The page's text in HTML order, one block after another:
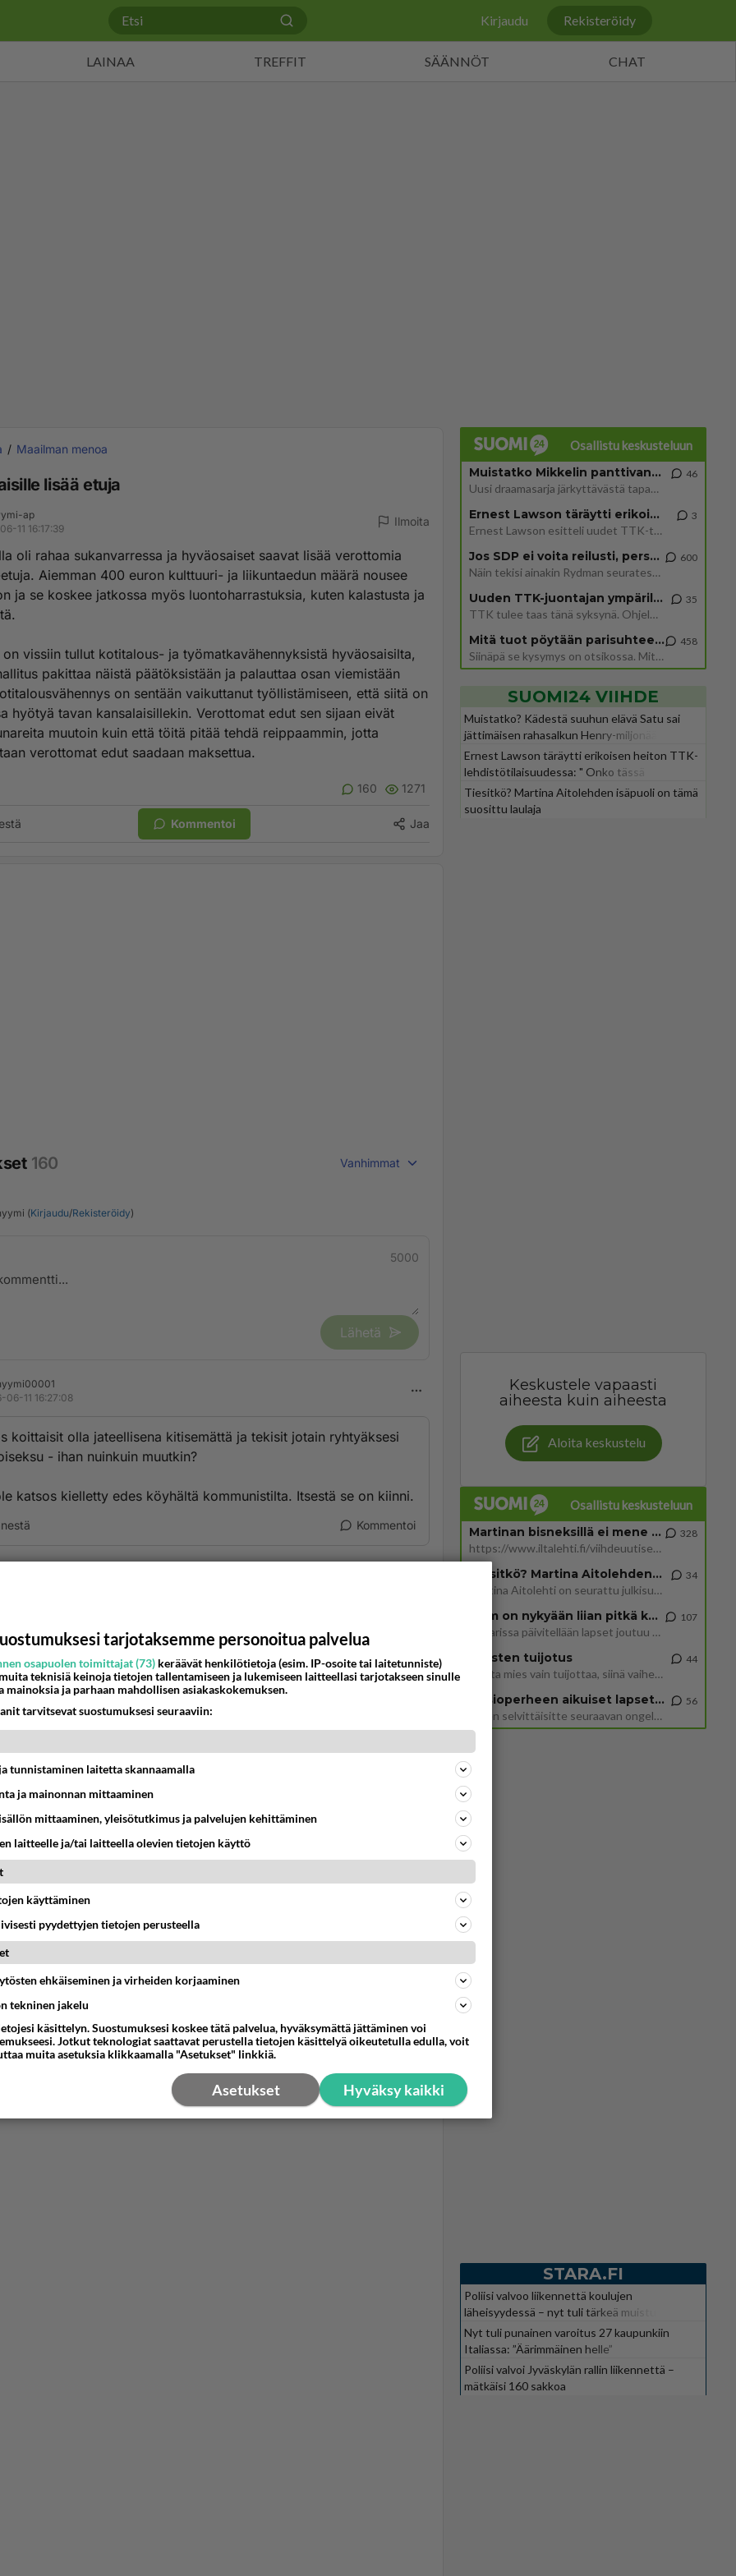
Kirjaudu Rekisteröidy
LAINAA TREFFIT SÄÄNNÖT CHAT
Maailman menoa
lisää etuja
ap
11 16:17:39
Ilmoita
oli rahaa sukanvarressa ja hyväosaiset saavat lisää verottomia
Aiemman 400 euron kulttuuri- ja liikuntaedun määrä nousee
ja se koskee jatkossa myös luontoharrastuksia, kuten kalastusta ja
on vissiin tullut kotitalous- ja työmatkavähennyksistä hyväosaisilta,
pakittaa näistä päätöksistään ja palauttaa osan viemistään
on sentään vaikuttanut työllistämiseen, että siitä on
hyötyä tavan kansalaisillekin. Verottomat edut sen sijaan eivät
muutoin kuin että töitä pitää tehdä reippaammin, jotta
verottomat edut saadaan maksettua.
160 1271
Kommentoi Jaa
160 Vanhimmat
(Kirjaudu/Rekisteröidy)
5000
Lähetä
06-11 16:27:08
koittaisit olla jateellisena kitisemättä ja tekisit jotain ryhtyäksesi
- ihan nuinkuin muutkin?
katsos kielletty edes köyhältä kommunistilta. Itsestä se on kiinni.
Kommentoi
Kommentoi
06-11 16:35:21
kirjoitti:
mielestä kaikki heidän kanssaan eri mieltä olevat ovat
Kommentoi
06-11 16:58:04
kansasta voi olla hyvätuloisia. Ja jotta voi olla, tarvitaan
määrä pienituloisia takomaan tuottoa. Se ei muuta
mihinkään suuntaan, mihin joku yksilö siinä asettuu, mutta minä
muiden puolesta, en omastani.
Äänestä Kommentoi
Osallistu keskusteluun
Muistatko Mikkelin panttivankidraaman?
Uusi draamasarja järkyttävästä tapauksesta on tulossa. Tositapahtumiin perustuva sarja ammentaa vuoden 1986 Mikkelin pan
46
Ernest Lawson täräytti erikoisen heiton TTK-lehdistötilaisuudessa: " Onko tässä tarkoituksena...?"
Ernest Lawson esitteli uudet TTK-tähtioppilaat ja opettajat torstaina 6.8. lehdistölle. Tulevalla kaudella on yksi hausk
3
Jos SDP ei voita reilusti, persut kumoavat demokratian Suomesta
Näin tekisi ainakin Rydman seuratessaan idolinsa Trumpin mallia https://www.is.fi/politiikka/art-2000012187244.html
600
Uuden TTK-juontajan ympärillä epätietoisuus sakenee - Nyt MTV hämmentää soppaa
TTK tulee taas tänä syksynä. Ohjelman uudet tähtioppilaat julkistetaan torstaina 6. elokuuta klo 14 alkavassa lehdistö
35
Mitä tuot pöytään parisuhteessa?
Siinäpä se kysymys on otsikossa. Mitäpä siis tuot/toisit pöytään parisuhteessa? Oletko mies vai nainen? Koetko sen mitä
458
SUOMI24 VIIHDE
Muistatko? Kädestä suuhun elävä Satu sai
jättimäisen rahasalkun Henry-miljonääriltä
Ernest Lawson täräytti erikoisen heiton TTK-
lehdistötilaisuudessa: " Onko tässä
tarkoituksena...?"
Tiesitkö? Martina Aitolehden isäpuoli on tämä
suosittu laulaja
Keskustele vapaasti
aiheesta kuin aiheesta
Aloita keskustelu
Osallistu keskusteluun
Martinan bisneksillä ei mene hyvin
https://www.iltalehti.fi/viihdeuutiset/a/c46da6ab-340f-4790-aaa7-0865eed2336 Yrityksen konkurssihakemus on tullut kärä
328
Tiesitkö? Martina Aitolehden isäpuoli on tämä suosittu laulaja
Martina Aitolehti on seurattu julkisuuden henkilö. Lähipiiriin mahtuu muitakin tunnettuja henkilöitä. Tiesitkö, että Ma
34
2 km on nykyään liian pitkä koulumatka
Hesarissa päivitellään lapset joutuu nyt kulkemaan 2 km kouluun jösses. Ruostefillarilla tuo matka menee vaikka miten äk
107
Miesten tuijotus
Mutta mies vain tuijottaa, siinä vaiheessa käännän itse pään pois. Mikä juttu? Yleensä jos joku tuijottaa tai katsoo, hä
44
Uusioperheen aikuiset lapset tyhjentää jääkaapin käydessään
Miten selvittäisitte seuraavan ongelman, meillä on uusioperhe, minulla teini-ikäiset lapset ja puolisolla aikuiset, jotk
56
STARA.FI
Poliisi valvoo liikennettä koulujen
läheisyydessä – nyt tuli tärkeä muistutus
Nyt tuli punainen varoitus 27 kaupunkiin
Italiassa: ”Äärimmäinen helle”
Poliisi valvoi Jyväskylän rallin liikennettä –
mätkäisi 160 sakkoa
tarjotaksemme personoitua palvelua
osapuolen toimittajat (73) keräävät henkilötietoja (esim. IP-osoite tai laitetunniste)
teknisiä keinoja tietojen tallentamiseen ja lukemiseen laitteellasi tarjotakseen sinulle
ja parhaan mahdollisen asiakaskokemuksen.
tarvitsevat suostumuksesi seuraaviin:
tunnistaminen laitetta skannaamalla
ja mainonnan mittaaminen
mittaaminen, yleisötutkimus ja palvelujen kehittäminen
laitteelle ja/tai laitteella olevien tietojen käyttö
käyttäminen
pyydettyjen tietojen perusteella
ehkäiseminen ja virheiden korjaaminen
tekninen jakelu
käsittelyn. Suostumuksesi koskee tätä palvelua, hyväksymättä jättäminen voi
Jotkut teknologiat saattavat perustella tietojen käsittelyä oikeutetulla edulla, voit
muita asetuksia klikkaamalla "Asetukset" linkkiä.
Hyväksy kaikki
Asetukset